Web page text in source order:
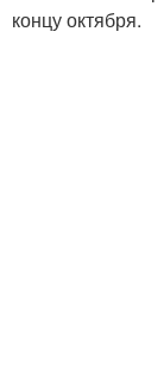
концу октября.